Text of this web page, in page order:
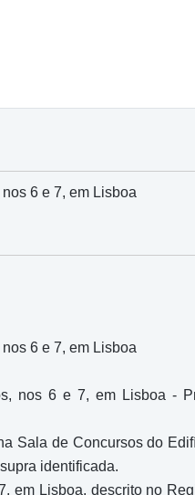
6 e 7, em Lisboa
6 e 7, em Lisboa
nos 6 e 7, em Lisboa -
Sala de Concursos do
identificada.
em Lisboa, descrito no